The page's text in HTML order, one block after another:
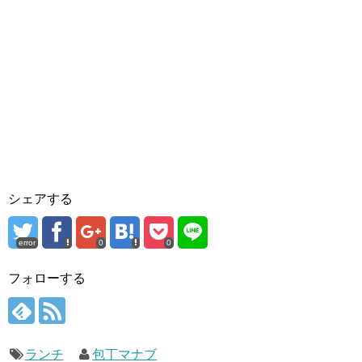
シェアする
error 0 0
フォローする
ランチ 包丁マナブ